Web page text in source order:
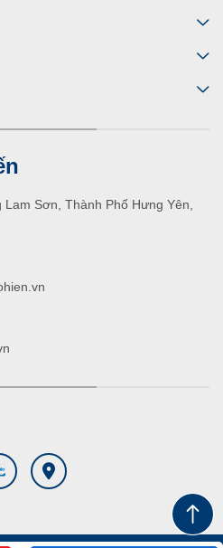
Sơn, Thành Phố Hưng Yên,